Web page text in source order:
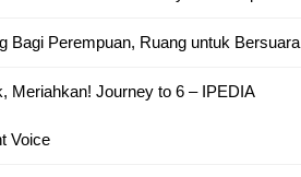
Bagi Perempuan, Ruang untuk Bersuara
Meriahkan! Journey to 6 – IPEDIA
Voice